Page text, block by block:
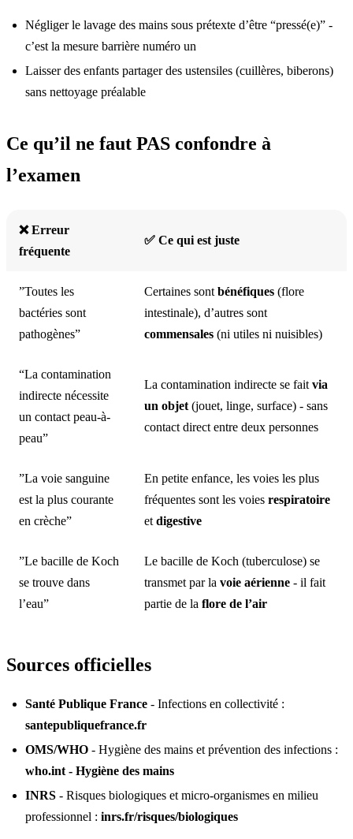
Négliger le lavage des mains sous prétexte d’être “pressé(e)” -
c’est la mesure barrière numéro un
Laisser des enfants partager des ustensiles (cuillères, biberons)
sans nettoyage préalable
Ce qu’il ne faut PAS confondre à
l’examen
❌ Erreur
fréquente
✅ Ce qui est juste
”Toutes les
bactéries sont
pathogènes”
Certaines sont bénéfiques (flore
intestinale), d’autres sont
commensales (ni utiles ni nuisibles)
“La contamination
indirecte nécessite
un contact peau-à-
peau”
La contamination indirecte se fait via
un objet (jouet, linge, surface) - sans
contact direct entre deux personnes
”La voie sanguine
est la plus courante
en crèche”
En petite enfance, les voies les plus
fréquentes sont les voies respiratoire
et digestive
”Le bacille de Koch
se trouve dans
l’eau”
Le bacille de Koch (tuberculose) se
transmet par la voie aérienne - il fait
partie de la flore de l’air
Sources officielles
Santé Publique France - Infections en collectivité :
santepubliquefrance.fr
OMS/WHO - Hygiène des mains et prévention des infections :
who.int - Hygiène des mains
INRS - Risques biologiques et micro-organismes en milieu
professionnel : inrs.fr/risques/biologiques